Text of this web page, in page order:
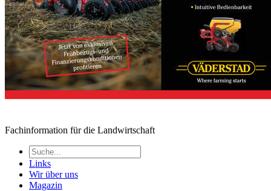
Fachinformation für die Landwirtschaft
Links
Wir über uns
Magazin